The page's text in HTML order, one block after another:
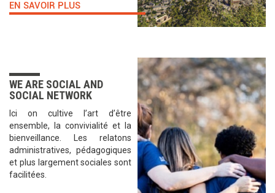
EN SAVOIR PLUS
WE ARE SOCIAL AND
SOCIAL NETWORK
Ici on cultive l’art d’être
ensemble, la convivialité et la
bienveillance. Les relatons
administratives, pédagogiques
et plus largement sociales sont
facilitées.